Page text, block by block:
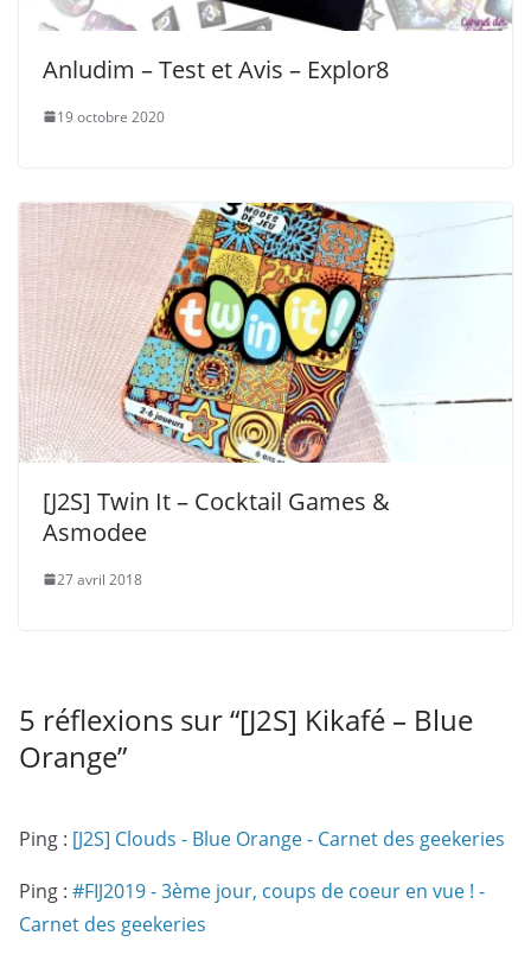
Anludim – Test et Avis – Explor8
19 octobre 2020
[J2S] Twin It – Cocktail Games &
Asmodee
27 avril 2018
5 réflexions sur “[J2S] Kikafé – Blue
Orange”
Ping : [J2S] Clouds - Blue Orange - Carnet des geekeries
Ping : #FIJ2019 - 3ème jour, coups de coeur en vue ! -
Carnet des geekeries